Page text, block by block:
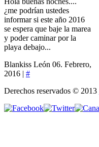
¿me podrían ustedes
informar si este año 2016
se espera que baje la marea
y poder caminar por la
playa debajo...
Blankiss León 06. Febrero,
2016 | #
Derechos reservados © 2013